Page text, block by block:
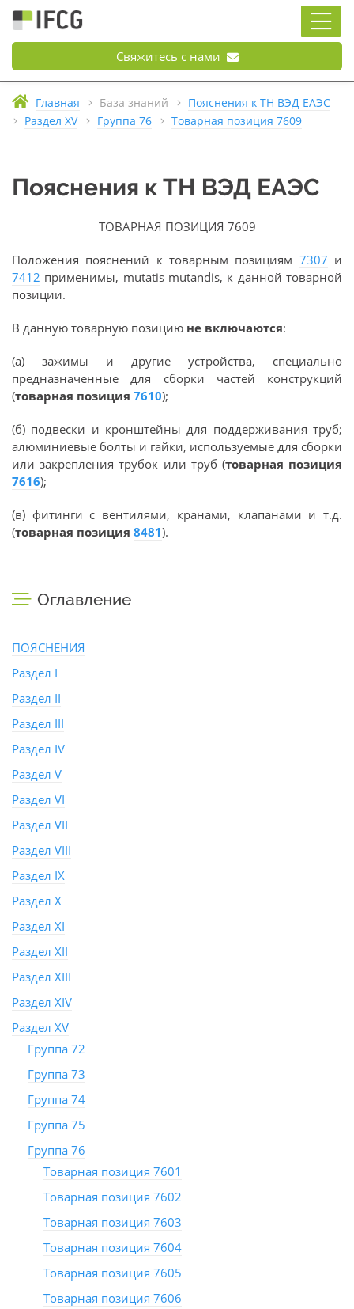
Свяжитесь с нами
Главная База знаний
Пояснения к ТН ВЭД ЕАЭС
Раздел XV
Группа 76 Товарная позиция 7609
Пояснения к ТН ВЭД ЕАЭС
ТОВАРНАЯ ПОЗИЦИЯ 7609
Положения пояснений к товарным позициям 7307 и
7412 применимы, mutatis mutandis, к данной товарной
позиции.
В данную товарную позицию не включаются:
(а) зажимы и другие устройства, специально
предназначенные для сборки частей конструкций
(товарная позиция 7610);
(б) подвески и кронштейны для поддерживания труб;
алюминиевые болты и гайки, используемые для сборки
или закрепления трубок или труб (товарная позиция
7616);
(в) фитинги с вентилями, кранами, клапанами и т.д.
(товарная позиция 8481).
Оглавление
ПОЯСНЕНИЯ
Раздел I
Раздел II
Раздел III
Раздел IV
Раздел V
Раздел VI
Раздел VII
Раздел VIII
Раздел IX
Раздел X
Раздел XI
Раздел XII
Раздел XIII
Раздел XIV
Раздел XV
Группа 72
Группа 73
Группа 74
Группа 75
Группа 76
Товарная позиция 7601
Товарная позиция 7602
Товарная позиция 7603
Товарная позиция 7604
Товарная позиция 7605
Товарная позиция 7606